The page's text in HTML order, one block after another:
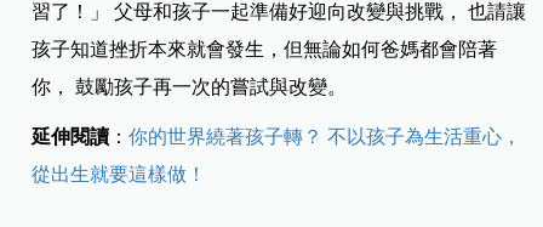
習了！」 父母和孩子一起準備好迎向改變與挑戰， 也請讓
孩子知道挫折本來就會發生，但無論如何爸媽都會陪著
你， 鼓勵孩子再一次的嘗試與改變。
延伸閱讀 ：你的世界繞著孩子轉？ 不以孩子為生活重心，
從出生就要這樣做！